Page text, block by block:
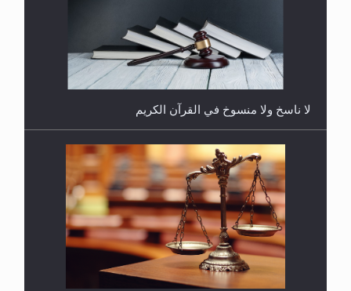
هل يُحسب حول الزكاة وفق السنة الميلادية أو الهجرية؟
لا ناسخ ولا منسوخ في القرآن الكريم